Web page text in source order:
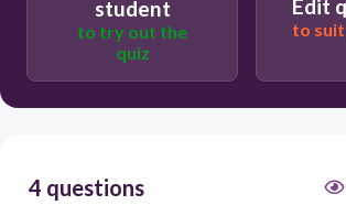
student
to try out the
quiz
Edit
to
4 questions